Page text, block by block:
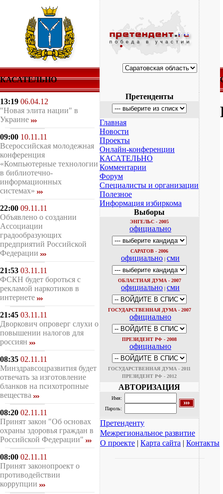
КАСАТЕЛЬНО
13:19 06.04.12
"Новая элита нации" в
Украине
09:00 10.11.11
Всероссийская молодежная
конференция
«Компьютерные технологии
в библиотечно-
информационных
системах»
22:00 09.11.11
Объявлено о создании
Ассоциации
градообразующих
предприятий Российской
Федерации
21:53 03.11.11
ФСКН будет бороться с
рекламой наркотиков в
интернете
21:45 03.11.11
Дворкович опроверг слухи о
повышении налогов для
россиян
08:35 02.11.11
Минздравсоцразвития будет
отвечать за изготовление
бланков на психотропные
вещества
08:20 02.11.11
Принят закон "Об основах
охраны здоровья граждан в
Российской Федерации"
08:00 02.11.11
Принят законопроект о
противодействии
коррупции
Претенденты
Главная
Новости
Проекты
Онлайн-конференции
КАСАТЕЛЬНО
Комментарии
Форум
Специалисты и организации
Полезное
Информация избиркома
Выборы
ЭНГЕЛЬС - 2005
официально
САРАТОВ - 2006
официально | сми
ОБЛАСТНАЯ ДУМА - 2007
официально | сми
ГОСУДАРСТВЕННАЯ ДУМА - 2007
официально
ПРЕЗИДЕНТ РФ - 2008
официально
ГОСУДАРСТВЕННАЯ ДУМА - 2011
ПРЕЗИДЕНТ РФ - 2012
АВТОРИЗАЦИЯ
Имя:
Пароль:
Претенденту
Межрегиональное развитие
О проекте | Карта сайта | Контакты